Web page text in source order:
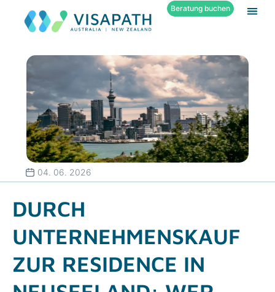
Beratung buchen
04. 06. 2026
DURCH
UNTERNEHMENSKAUF
ZUR RESIDENCE IN